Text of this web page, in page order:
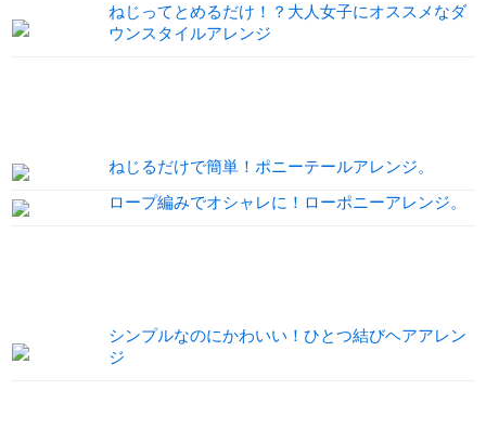
ねじってとめるだけ！？大人女子にオススメなダ
ウンスタイルアレンジ
ねじるだけで簡単！ポニーテールアレンジ。
ロープ編みでオシャレに！ローポニーアレンジ。
シンプルなのにかわいい！ひとつ結びヘアアレン
ジ